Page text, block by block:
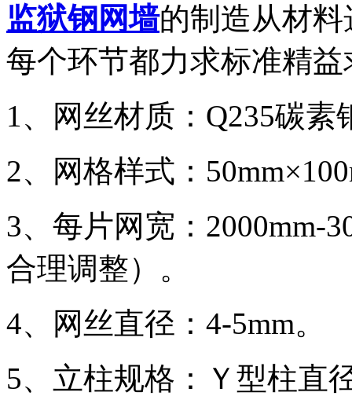
监狱钢网墙的制造从材
每个环节都力求标准精益
1、网丝材质：Q235碳素
2、网格样式：
3、每片网宽：2000mm-
合理调整）。
4、网丝直径：4-5mm。
5、立柱规格：Ｙ型柱直